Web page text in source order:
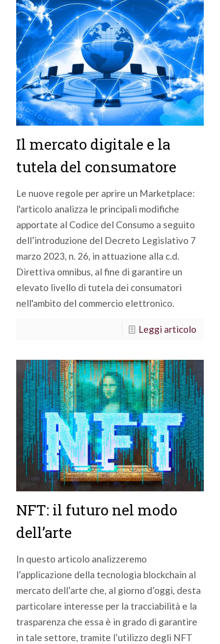
Il mercato digitale e la
tutela del consumatore
Le nuove regole per aprire un Marketplace:
l'articolo analizza le principali modifiche
apportate al Codice del Consumo a seguito
dell’introduzione del Decreto Legislativo 7
marzo 2023, n. 26, in attuazione alla c.d.
Direttiva omnibus, al fine di garantire un
elevato livello di tutela dei consumatori
nell'ambito del commercio elettronico.
Leggi articolo
NFT: il futuro nel modo
dell’arte
In questo articolo analizzeremo
l’applicazione della tecnologia blockchain al
mercato dell’arte che, al giorno d’oggi, desta
particolare interesse per la tracciabilità e la
trasparenza che essa è in grado di garantire
in tale settore, tramite l’utilizzo degli NFT